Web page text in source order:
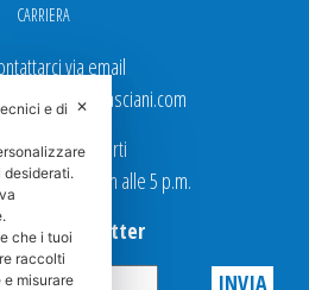
CARRIERA
via email
uffici sono aperti
dalle 9 a.m alle 5 p.m.
alla Newsletter
✕
e di
desiderati.
che i tuoi
raccolti
misurare